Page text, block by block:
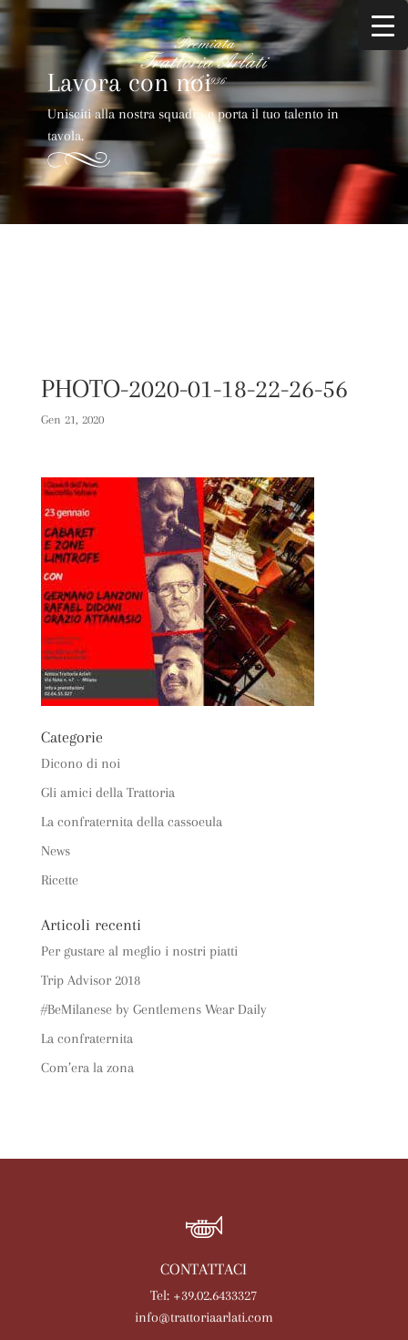
Lavora con noi
Unisciti alla nostra squadra e porta il tuo talento in
tavola.
PHOTO-2020-01-18-22-26-56
Gen 21, 2020
Categorie
Dicono di noi
Gli amici della Trattoria
La confraternita della cassoeula
News
Ricette
Articoli recenti
Per gustare al meglio i nostri piatti
Trip Advisor 2018
#BeMilanese by Gentlemens Wear Daily
La confraternita
Com’era la zona
CONTATTACI
Tel: +39.02.6433327
info@trattoriaarlati.com